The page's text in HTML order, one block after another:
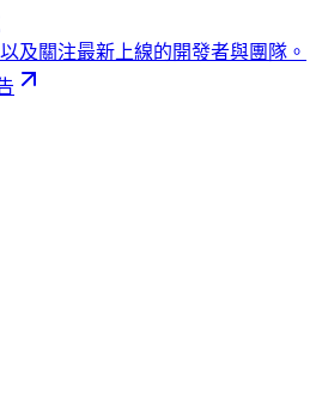
及關注最新上線的開發者與團隊。